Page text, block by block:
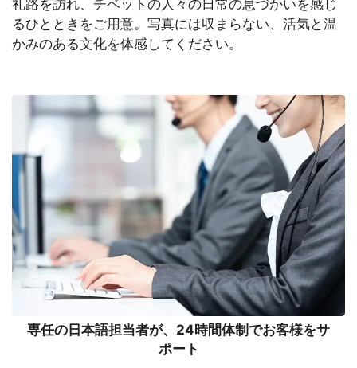
礼路を訪れ、チベットの人々の日常の息づかいを感じ
るひとときをご用意。写真には収まらない、活気と温
かみのある文化を体感してください。
専任の日本語担当者が、24時間体制でお客様をサ
ポート